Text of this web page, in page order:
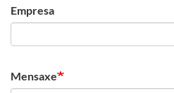
Empresa
Mensaxe